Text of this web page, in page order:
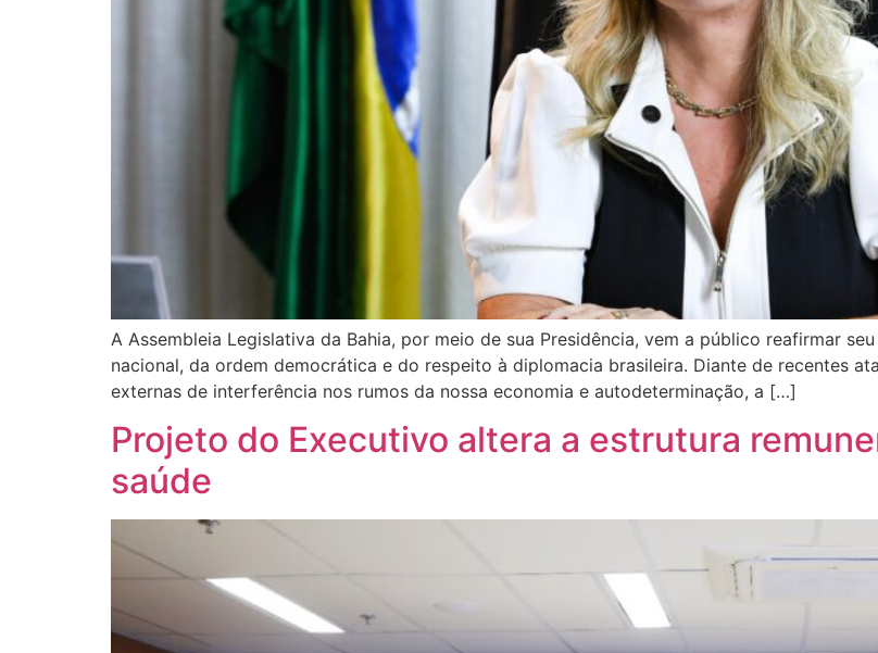
A Assembleia Legislativa da Bahia, por meio de sua Presidência, vem a público reafirmar
nacional, da ordem democrática e do respeito à diplomacia brasileira. Diante de recentes
externas de interferência nos rumos da nossa economia e autodeterminação, a […]
Projeto do Executivo altera a estrutura
saúde